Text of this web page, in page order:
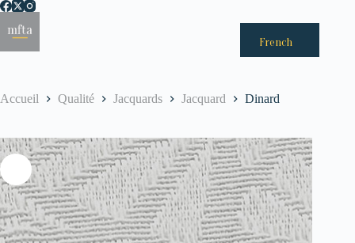
Passer
contenu
Accueil Qualité Jacquards Jacquard Dinard
French